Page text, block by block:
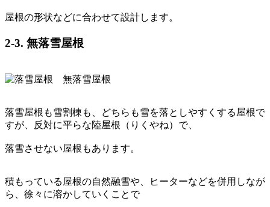
屋根の形状などに合わせて設計します。
2-3. 無落雪屋根
落雪屋根も雪割棟も、どちらも雪を落としやすくする屋根で
すが、反対に平らな陸屋根（りくやね）で、
落雪させない屋根もあります。
積もっている屋根の自然融雪や、ヒーターなどを併用しなが
ら、徐々に溶かしていくことで